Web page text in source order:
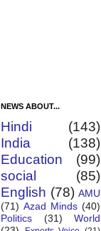
NEWS ABOUT...
Hindi
(143)
India
(138)
Education
(99)
social
(85)
English (78) AMU
(71) Azad Minds (40)
Politics
(31)
World